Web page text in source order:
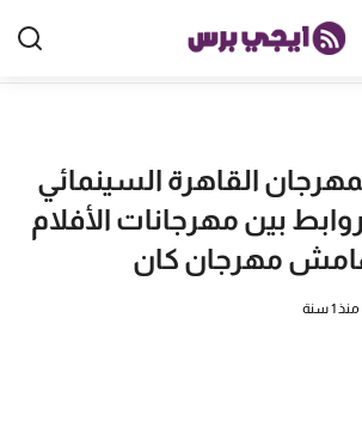
القاهرة السينمائي
بين مهرجانات الأفلام
هامش مهرجان كان
منذ 1 سنة